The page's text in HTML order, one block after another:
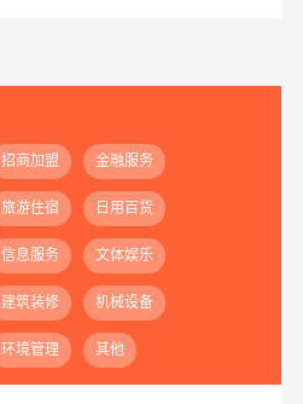
招商加盟 金融服务
旅游住宿 日用百货
信息服务 文体娱乐
建筑装修 机械设备
环境管理 其他